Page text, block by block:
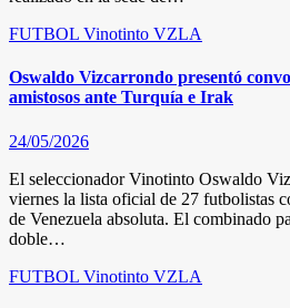
FUTBOL Vinotinto VZLA
Oswaldo Vizcarrondo presentó
amistosos ante Turquía e Irak
24/05/2026
El seleccionador Vinotinto Oswaldo
viernes la lista oficial de 27 futbolistas
de Venezuela absoluta. El combinado
doble…
FUTBOL Vinotinto VZLA